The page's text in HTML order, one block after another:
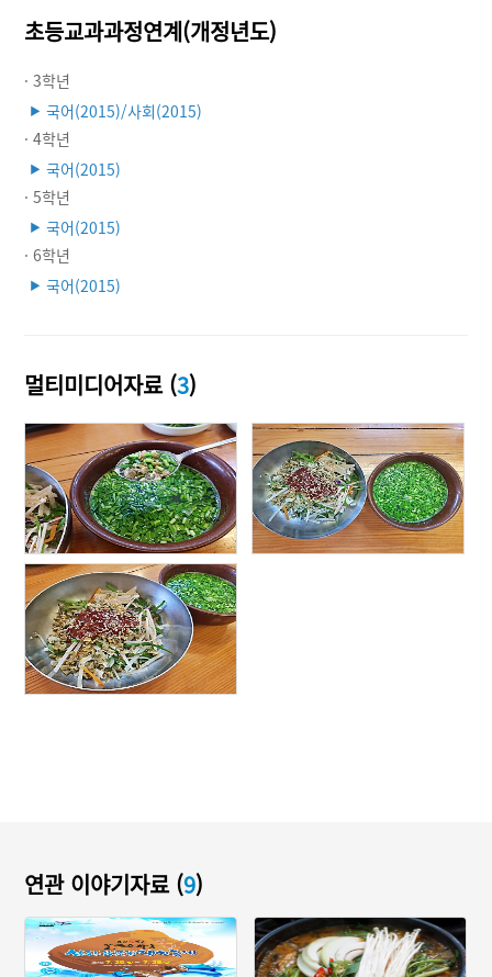
초등교과과정연계(개정년도)
· 3학년
▶ 국어(2015)/사회(2015)
· 4학년
▶ 국어(2015)
· 5학년
▶ 국어(2015)
· 6학년
▶ 국어(2015)
멀티미디어자료 (3)
연관 이야기자료 (9)